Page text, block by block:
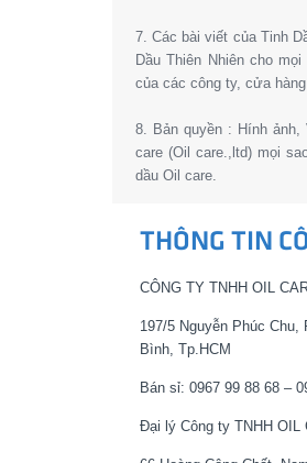
7. Các bài viết của Tinh
Dầu Thiên Nhiên cho
của các công ty, cửa hàng
8. Bản quyền : Hính ảnh,
care (Oil care.,ltd) mọi
dầu Oil care.
THÔNG TIN
CÔNG TY TNHH OIL
197/5 Nguyễn Phúc Chu,
Bình, Tp.HCM
Bán sỉ: 0967 99 88 68 –
Đại lý Công ty TNHH OIL